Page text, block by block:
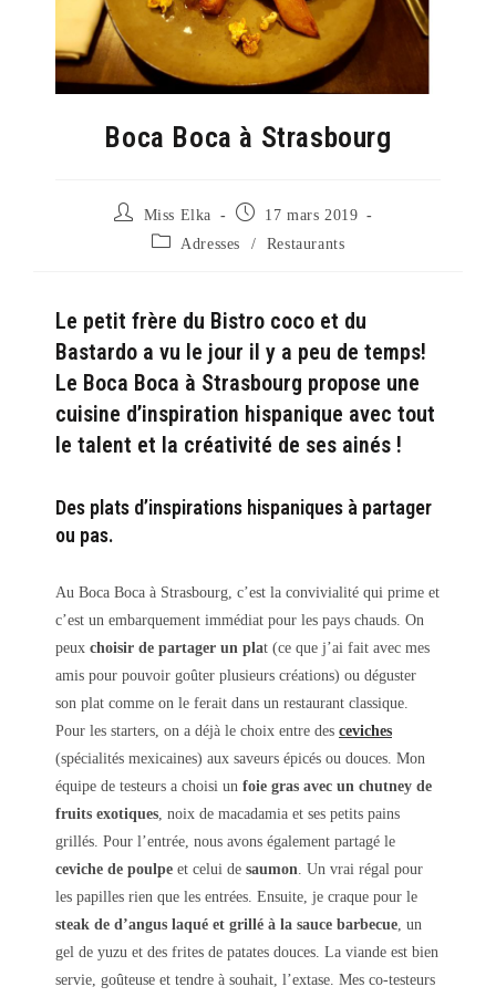
Boca Boca à Strasbourg
Auteur/autrice
Miss Elka
Publication
17 mars 2019
Post
Adresses / Restaurants
Le petit frère du Bistro coco et du
Bastardo a vu le jour il y a peu de temps!
Le Boca Boca à Strasbourg propose une
cuisine d’inspiration hispanique avec tout
le talent et la créativité de ses ainés !
Des plats d’inspirations hispaniques à partager
ou pas.
Au Boca Boca à Strasbourg, c’est la convivialité qui prime et
c’est un embarquement immédiat pour les pays chauds. On
peux choisir de partager un plat (ce que j’ai fait avec mes
amis pour pouvoir goûter plusieurs créations) ou déguster
son plat comme on le ferait dans un restaurant classique.
Pour les starters, on a déjà le choix entre des ceviches
(spécialités mexicaines) aux saveurs épicés ou douces. Mon
équipe de testeurs a choisi un foie gras avec un chutney de
fruits exotiques , noix de macadamia et ses petits pains
grillés. Pour l’entrée, nous avons également partagé le
ceviche de poulpe et celui de saumon . Un vrai régal pour
les papilles rien que les entrées. Ensuite, je craque pour le
steak de d’angus laqué et grillé à la sauce barbecue , un
gel de yuzu et des frites de patates douces. La viande est bien
servie, goûteuse et tendre à souhait, l’extase. Mes co-testeurs